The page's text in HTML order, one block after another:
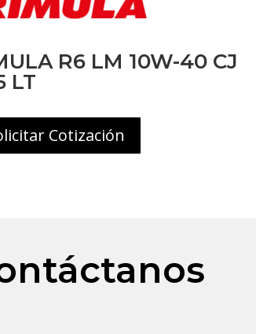
R6 LM 10W-40 CJ
LT
Cotización